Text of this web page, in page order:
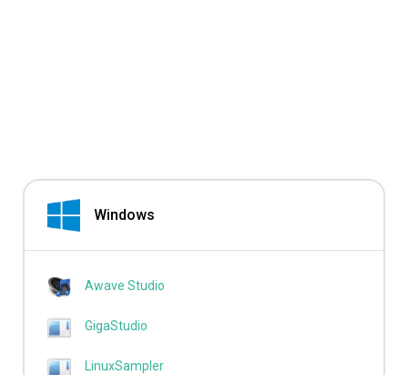
Windows
Awave Studio
GigaStudio
LinuxSampler